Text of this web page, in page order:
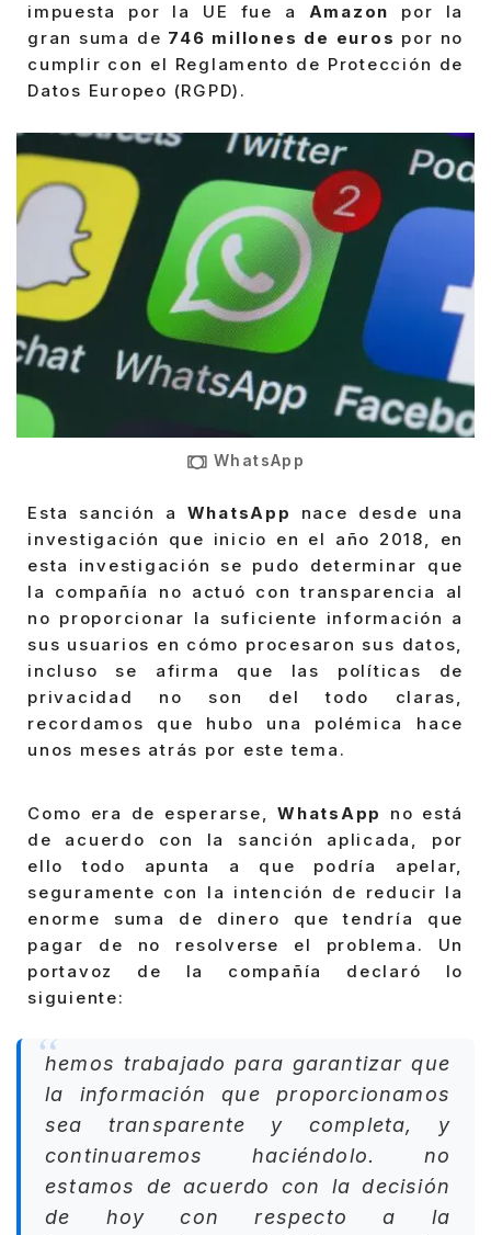
impuesta por la UE fue a Amazon por la
gran suma de 746 millones de euros por no
cumplir con el Reglamento de Protección de
Datos Europeo (RGPD).
WhatsApp
Esta sanción a WhatsApp nace desde una
investigación que inicio en el año 2018, en
esta investigación se pudo determinar que
la compañía no actuó con transparencia al
no proporcionar la suficiente información a
sus usuarios en cómo procesaron sus datos,
incluso se afirma que las políticas de
privacidad no son del todo claras,
recordamos que hubo una polémica hace
unos meses atrás por este tema.
Como era de esperarse,WhatsApp no está
de acuerdo con la sanción aplicada, por
ello todo apunta a que podría apelar,
seguramente con la intención de reducir la
enorme suma de dinero que tendría que
pagar de no resolverse el problema. Un
portavoz de la compañía declaró lo
siguiente:
hemos trabajado para garantizar que
la información que proporcionamos
sea transparente y completa, y
continuaremos haciéndolo. no
estamos de acuerdo con la decisión
de hoy con respecto a la